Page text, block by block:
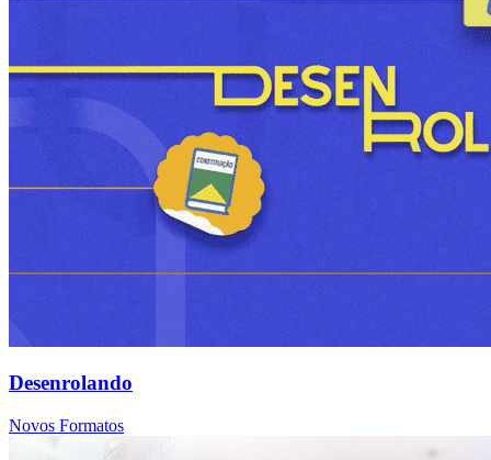
Desenrolando
Novos Formatos